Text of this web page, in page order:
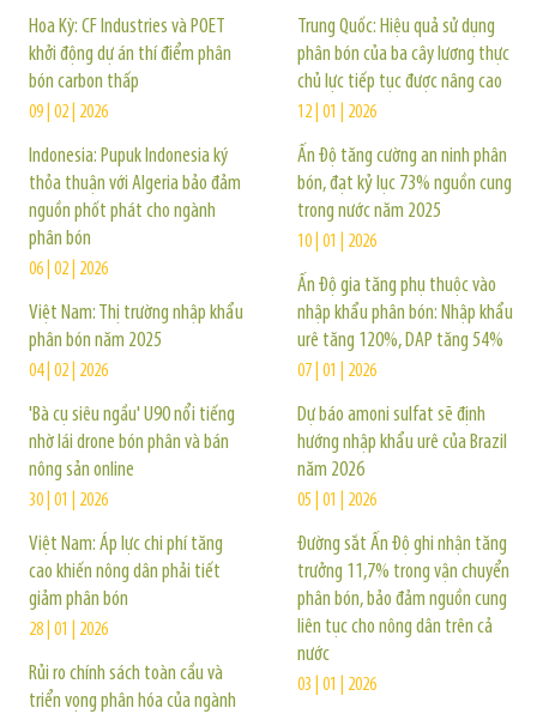
Hoa Kỳ: CF Industries và POET
khởi động dự án thí điểm phân
bón carbon thấp
09 | 02 | 2026
Indonesia: Pupuk Indonesia ký
thỏa thuận với Algeria bảo đảm
nguồn phốt phát cho ngành
phân bón
06 | 02 | 2026
Việt Nam: Thị trường nhập khẩu
phân bón năm 2025
04 | 02 | 2026
'Bà cụ siêu ngầu' U90 nổi tiếng
nhờ lái drone bón phân và bán
nông sản online
30 | 01 | 2026
Việt Nam: Áp lực chi phí tăng
cao khiến nông dân phải tiết
giảm phân bón
28 | 01 | 2026
Rủi ro chính sách toàn cầu và
triển vọng phân hóa của ngành
Trung Quốc: Hiệu quả sử dụng
phân bón của ba cây lương thực
chủ lực tiếp tục được nâng cao
12 | 01 | 2026
Ấn Độ tăng cường an ninh phân
bón, đạt kỷ lục 73% nguồn cung
trong nước năm 2025
10 | 01 | 2026
Ấn Độ gia tăng phụ thuộc vào
nhập khẩu phân bón: Nhập khẩu
urê tăng 120%, DAP tăng 54%
07 | 01 | 2026
Dự báo amoni sulfat sẽ định
hướng nhập khẩu urê của Brazil
năm 2026
05 | 01 | 2026
Đường sắt Ấn Độ ghi nhận tăng
trưởng 11,7% trong vận chuyển
phân bón, bảo đảm nguồn cung
liên tục cho nông dân trên cả
nước
03 | 01 | 2026